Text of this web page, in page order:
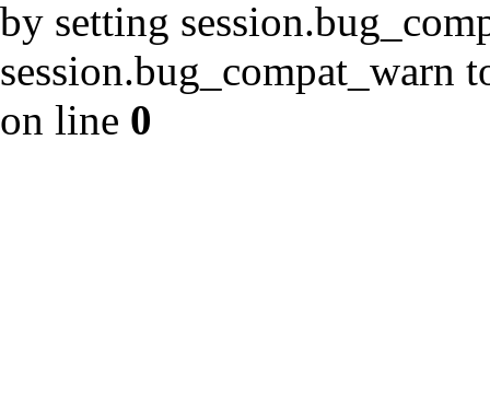
by setting
session.bug_compat_warn
on line 0